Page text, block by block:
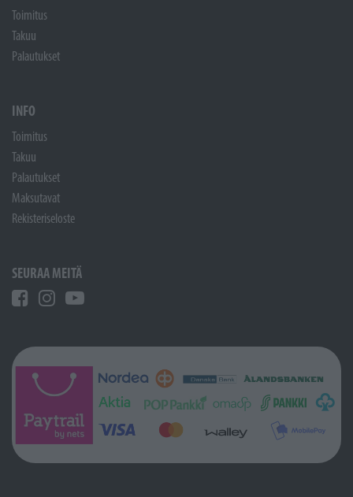
Toimitus
Takuu
Palautukset
INFO
Toimitus
Takuu
Palautukset
Maksutavat
Rekisteriseloste
SEURAA MEITÄ